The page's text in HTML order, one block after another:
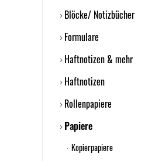
Blöcke/ Notizbücher
Formulare
Haftnotizen & mehr
Haftnotizen
Rollenpapiere
Papiere
Kopierpapiere